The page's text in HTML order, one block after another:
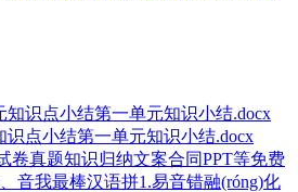
识点小结第一单元知识小结.docx
卷真题知识归纳文案合同PPT等免费
音我最棒汉语拼1.易音错融(róng)化